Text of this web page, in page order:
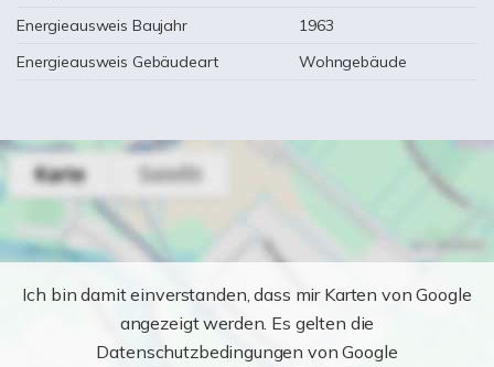
Energieausweis Baujahr
1963
Energieausweis Gebäudeart
Wohngebäude
Ich bin damit einverstanden, dass mir Karten von Google
angezeigt werden. Es gelten die
Datenschutzbedingungen von Google